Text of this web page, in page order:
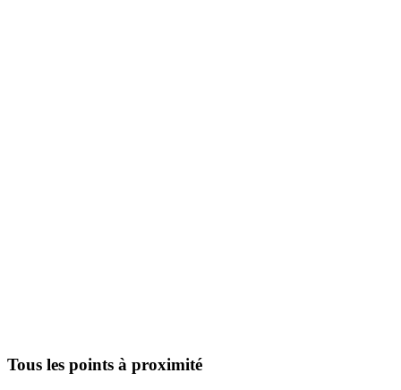
Tous les points à proximité